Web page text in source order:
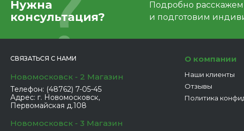
Нужна
консультация?
Подробно расскажем
и подготовим
СВЯЗАТЬСЯ С НАМИ
Новомосковск - 2 Магазин
Телефон: (48762) 7-05-45
Адрес: г. Новомосковск,
Первомайская д.108
Новомосковск - 3 Магазин
О компании
Наши клиенты
Отзывы
Политика